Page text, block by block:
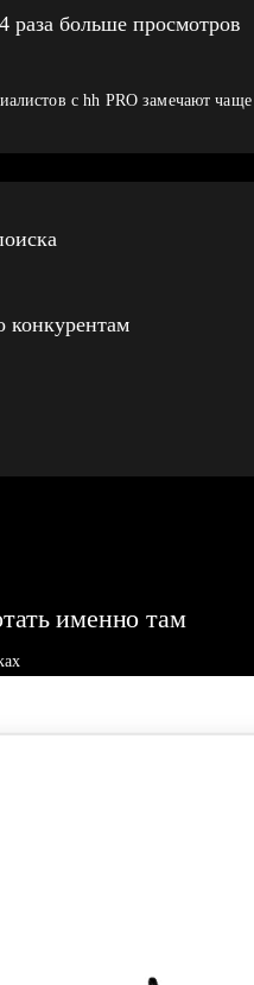
раза больше просмотров
с hh PRO замечают чаще
конкурентам
именно там